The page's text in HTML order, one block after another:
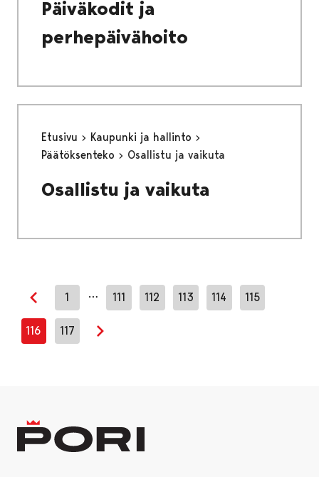
Päiväkodit ja
perhepäivähoito
Etusivu
Kaupunki ja hallinto
Päätöksenteko
Osallistu ja vaikuta
Osallistu ja vaikuta
Edellinen sivu
1 … 111 112 113 114 115
116 117